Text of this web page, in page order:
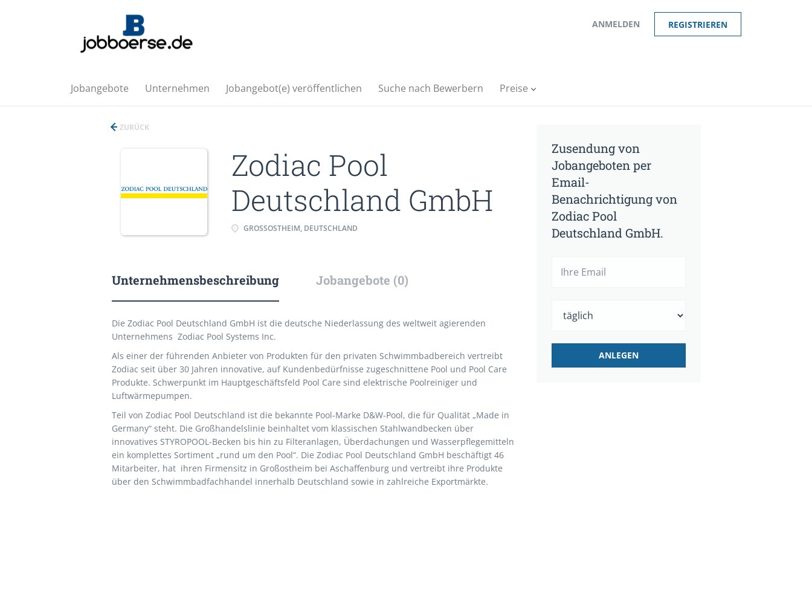
ANMELDEN REGISTRIEREN
Jobangebote Unternehmen Jobangebot(e) veröffentlichen Suche nach Bewerbern Preise
ZURÜCK
Zodiac Pool
Deutschland GmbH
GROSSOSTHEIM, DEUTSCHLAND
Unternehmensbeschreibung Jobangebote (0)
Die Zodiac Pool Deutschland GmbH ist die deutsche Niederlassung des weltweit agierenden
Unternehmens Zodiac Pool Systems Inc.
Als einer der führenden Anbieter von Produkten für den privaten Schwimmbadbereich vertreibt
Zodiac seit über 30 Jahren innovative, auf Kundenbedürfnisse zugeschnittene Pool und Pool Care
Produkte. Schwerpunkt im Hauptgeschäftsfeld Pool Care sind elektrische Poolreiniger und
Luftwärmepumpen.
Teil von Zodiac Pool Deutschland ist die bekannte Pool-Marke D&W-Pool, die für Qualität „Made in
Germany“ steht. Die Großhandelslinie beinhaltet vom klassischen Stahlwandbecken über
innovatives STYROPOOL-Becken bis hin zu Filteranlagen, Überdachungen und Wasserpflegemitteln
ein komplettes Sortiment „rund um den Pool“. Die Zodiac Pool Deutschland GmbH beschäftigt 46
Mitarbeiter, hat ihren Firmensitz in Großostheim bei Aschaffenburg und vertreibt ihre Produkte
über den Schwimmbadfachhandel innerhalb Deutschland sowie in zahlreiche Exportmärkte.
Zusendung von
Jobangeboten per
Email-
Benachrichtigung von
Zodiac Pool
Deutschland GmbH.